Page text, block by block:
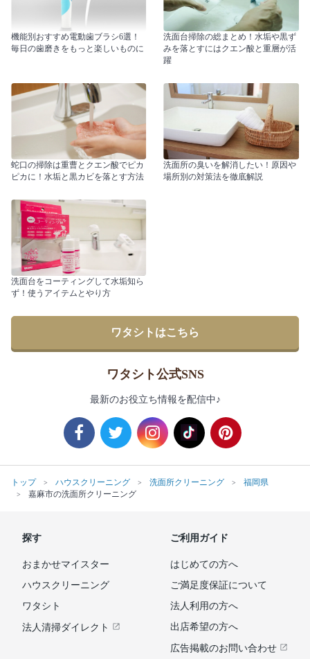
機能別おすすめ電動歯ブラシ6選！
毎日の歯磨きをもっと楽しいものに
洗面台掃除の総まとめ！水垢や黒ず
みを落とすにはクエン酸と重層が活
躍
蛇口の掃除は重曹とクエン酸でピカ
ピカに！水垢と黒カビを落とす方法
洗面所の臭いを解消したい！原因や
場所別の対策法を徹底解説
洗面台をコーティングして水垢知ら
ず！使うアイテムとやり方
ワタシトはこちら
ワタシト公式SNS
最新のお役立ち情報を配信中♪
トップ ハウスクリーニング 洗面所クリーニング
福岡県
嘉麻市の洗面所クリーニング
探す
おまかせマイスター
ハウスクリーニング
ワタシト
法人清掃ダイレクト
ご利用ガイド
はじめての方へ
ご満足度保証について
法人利用の方へ
出店希望の方へ
広告掲載のお問い合わせ